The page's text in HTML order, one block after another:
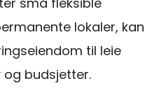
lokaler, kan
til leie
budsjetter.